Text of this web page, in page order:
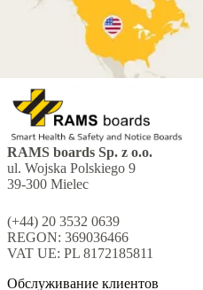
RAMS boards Sp. z o.o.
ul. Wojska Polskiego 9
39-300 Mielec
(+44) 20 3532 0639
REGON: 369036466
VAT UE: PL 8172185811
Обслуживание клиентов